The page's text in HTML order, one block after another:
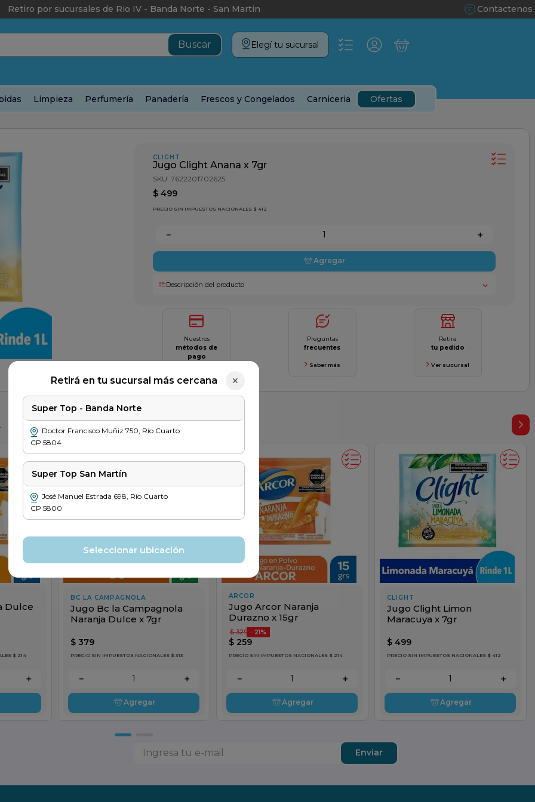
Retiro por sucursales de Rio IV - Banda Norte - San Martin Contactenos
Elegí tu sucursal
Retirá en tu sucursal más cercana ✕
Super Top - Banda Norte
Doctor Francisco Muñiz 750, Río Cuarto
CP 5804
Super Top San Martín
José Manuel Estrada 698, Río Cuarto
CP 5800
Seleccionar ubicación
Limpieza Perfumería Panadería Frescos y Congelados Carniceria Ofertas
CLIGHT
Jugo Clight Anana x 7gr
SKU: 7622201702625
$ 499
PRECIO SIN IMPUESTOS NACIONALES $ 412
＋
－
Agregar
Descripción del producto
Nuestros
métodos de
pago
Preguntas
frecuentes
Saber más
Retira
tu pedido
Ver sucursal
Dulce
$ 214
＋
BC LA CAMPAGNOLA
Jugo Bc la Campagnola
Naranja Dulce x 7gr
$ 379
PRECIO SIN IMPUESTOS NACIONALES $ 313
＋
－
Agregar
ARCOR
Jugo Arcor Naranja
Durazno x 15gr
$ 259
$ 329 - 21%
PRECIO SIN IMPUESTOS NACIONALES $ 214
＋
－
Agregar
CLIGHT
Jugo Clight Limon
Maracuya x 7gr
$ 499
PRECIO SIN IMPUESTOS NACIONALES $ 412
＋
－
Agregar
Enviar